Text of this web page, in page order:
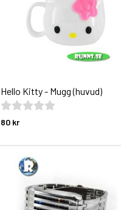
Hello Kitty - Mugg (huvud)
80 kr